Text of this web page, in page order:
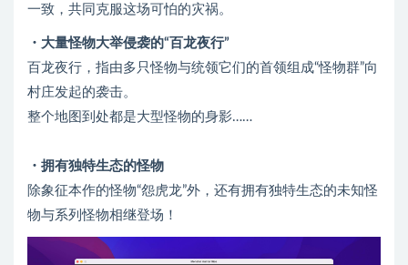
一致，共同克服这场可怕的灾祸。
・大量怪物大举侵袭的“百龙夜行”
百龙夜行，指由多只怪物与统领它们的首领组成“怪物群”向
村庄发起的袭击。
整个地图到处都是大型怪物的身影……
・拥有独特生态的怪物
除象征本作的怪物“怨虎龙”外，还有拥有独特生态的未知怪
物与系列怪物相继登场！